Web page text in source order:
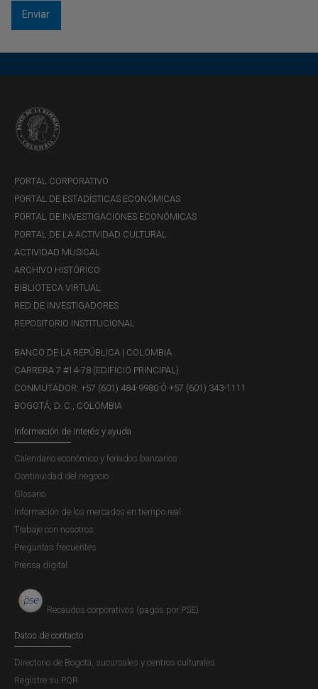
PORTAL CORPORATIVO
PORTAL DE ESTADÍSTICAS ECONÓMICAS
PORTAL DE INVESTIGACIONES ECONÓMICAS
PORTAL DE LA ACTIVIDAD CULTURAL
ACTIVIDAD MUSICAL
ARCHIVO HISTÓRICO
BIBLIOTECA VIRTUAL
RED DE INVESTIGADORES
REPOSITORIO INSTITUCIONAL
BANCO DE LA REPÚBLICA | COLOMBIA
CARRERA 7 #14-78 (EDIFICIO PRINCIPAL)
CONMUTADOR: +57 (601) 484-9980 Ó +57 (601) 343-1111
BOGOTÁ, D. C., COLOMBIA
Información de interés y ayuda
Calendario económico y feriados bancarios
Continuidad del negocio
Glosario
Información de los mercados en tiempo real
Trabaje con nosotros
Preguntas frecuentes
Prensa digital
Recaudos corporativos (pagos por PSE)
Datos de contacto
Directorio de Bogotá, sucursales y centros culturales
Registre su PQR